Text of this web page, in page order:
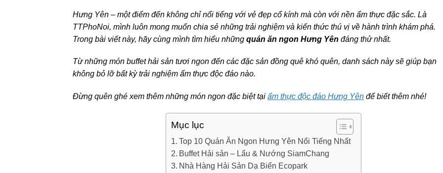
Hưng Yên – một điểm đến không chỉ nổi tiếng với vẻ đẹp cổ kính mà còn với nền ẩm thực đặc sắc. Là
TTPhoNoi, mình luôn mong muốn chia sẻ những trải nghiệm và kiến thức thú vị về hành trình khám phá.
Trong bài viết này, hãy cùng mình tìm hiểu những quán ăn ngon Hưng Yên đáng thử nhất.
Từ những món buffet hải sản tươi ngon đến các đặc sản đồng quê khó quên, danh sách này sẽ giúp bạn
không bỏ lỡ bất kỳ trải nghiệm ẩm thực độc đáo nào.
Đừng quên ghé xem thêm những món ngon đặc biệt tại ẩm thực độc đáo Hưng Yên để biết thêm nhé!
Mục lục
Top 10 Quán Ăn Ngon Hưng Yên Nổi Tiếng Nhất
Buffet Hải sản – Lẩu & Nướng SiamChang
Nhà Hàng Hải Sản Dạ Biển Ecopark